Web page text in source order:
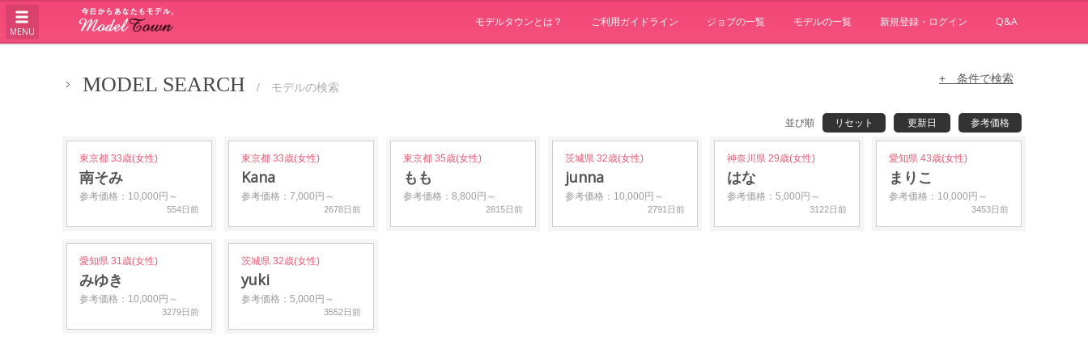
MENU
モデルタウンとは？ ご利用ガイドライン ジョブの一覧 モデルの一覧 新規登録・ログイン Q&A
MODEL SEARCH / モデルの検索
+ 条件で検索
並び順 リセット 更新日 参考価格
東京都 33歳(女性)
南そみ
参考価格：10,000円～
554日前
東京都 33歳(女性)
Kana
参考価格：7,000円～
2678日前
東京都 35歳(女性)
もも
参考価格：8,800円～
2815日前
茨城県 32歳(女性)
junna
参考価格：10,000円～
2791日前
神奈川県 29歳(女性)
はな
参考価格：5,000円～
3122日前
愛知県 43歳(女性)
まりこ
参考価格：10,000円～
3453日前
愛知県 31歳(女性)
みゆき
参考価格：10,000円～
3279日前
茨城県 32歳(女性)
yuki
参考価格：5,000円～
3552日前